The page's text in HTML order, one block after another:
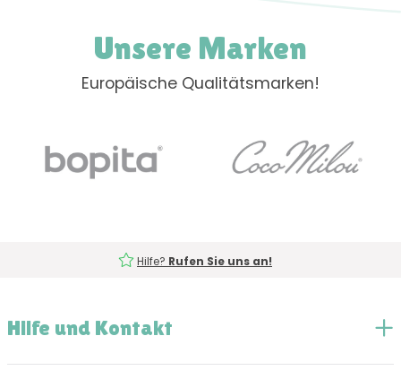
Unsere Marken
Europäische Qualitätsmarken!
Hilfe? Rufen Sie uns an!
Hilfe und Kontakt